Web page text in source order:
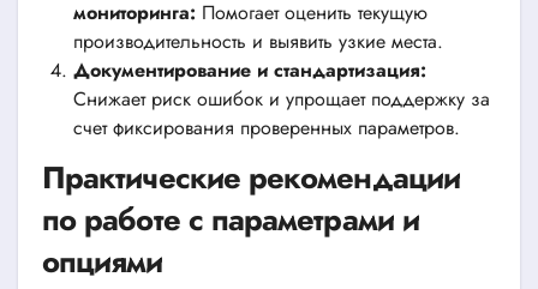
мониторинга: Помогает оценить текущую
производительность и выявить узкие места.
Документирование и стандартизация:
Снижает риск ошибок и упрощает поддержку за
счет фиксирования проверенных параметров.
Практические рекомендации
по работе с параметрами и
опциями